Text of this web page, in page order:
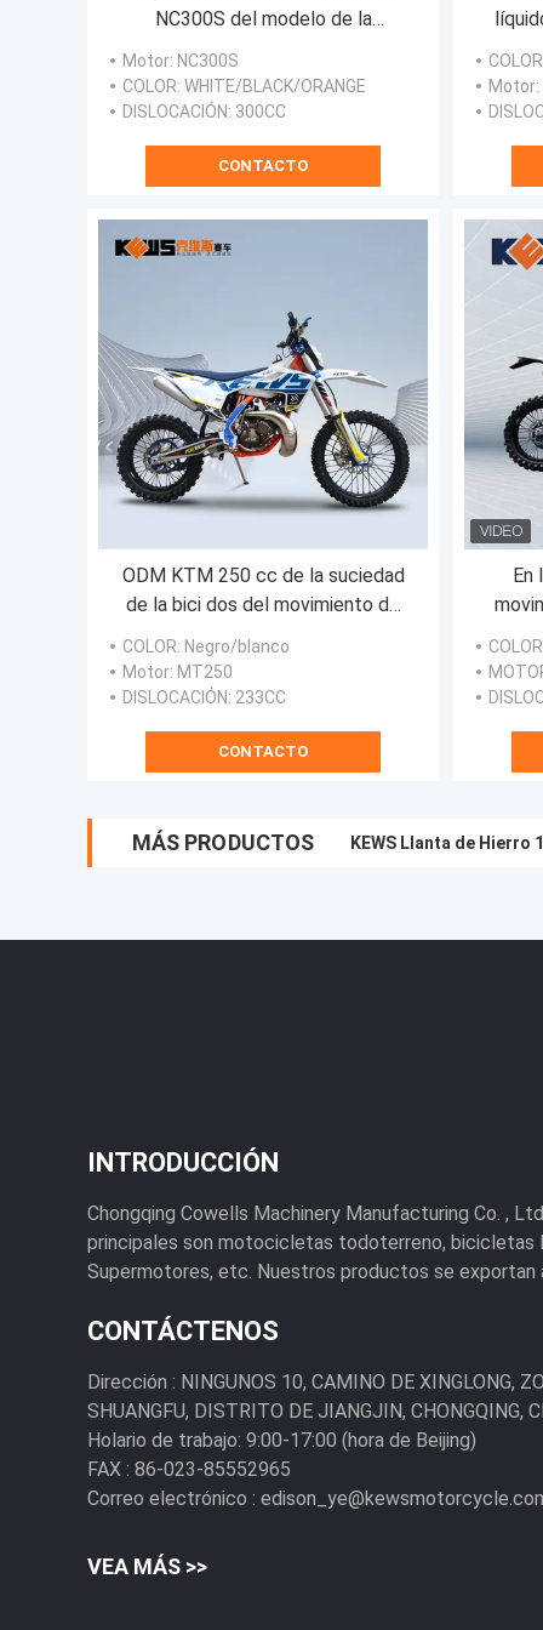
NC300S del modelo de la
del euro 4 de Kews
Motor: NC300S
COLOR: WHITE/BLACK/ORANGE
DISLOCACIÓN: 300CC
CONTACTO
COLOR
Motor
ODM KTM 250 cc de la suciedad
de la bici dos del movimiento de
COLOR: Negro/blanco
Motor: MT250
DISLOCACIÓN: 233CC
CONTACTO
En
la
COLOR
MÁS PRODUCTOS KEWS Llanta de
INTRODUCCIÓN
Chongqing Cowells Machinery Manufacturing Co. ,
principales son motocicletas todoterreno, bicicletas
Supermotores, etc. Nuestros productos se exportan al
CONTÁCTENOS
Dirección : NINGUNOS 10, CAMINO DE XINGLONG,
SHUANGFU, DISTRITO DE JIANGJIN, CHONGQING,
Holario de trabajo: 9:00-17:00 (hora de Beijing)
FAX : 86-023-85552965
Correo electrónico :
VEA MÁS >>